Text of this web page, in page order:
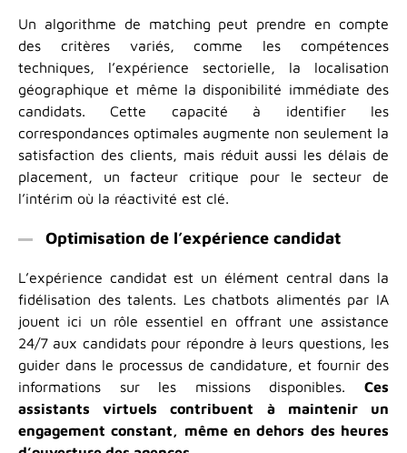
Un algorithme de matching peut prendre en compte
des critères variés, comme les compétences
techniques, l’expérience sectorielle, la localisation
géographique et même la disponibilité immédiate des
candidats. Cette capacité à identifier les
correspondances optimales augmente non seulement la
satisfaction des clients, mais réduit aussi les délais de
placement, un facteur critique pour le secteur de
l’intérim où la réactivité est clé.
Optimisation de l’expérience candidat
L’expérience candidat est un élément central dans la
fidélisation des talents. Les chatbots alimentés par IA
jouent ici un rôle essentiel en offrant une assistance
24/7 aux candidats pour répondre à leurs questions, les
guider dans le processus de candidature, et fournir des
informations sur les missions disponibles. Ces
assistants virtuels contribuent à maintenir un
engagement constant, même en dehors des heures